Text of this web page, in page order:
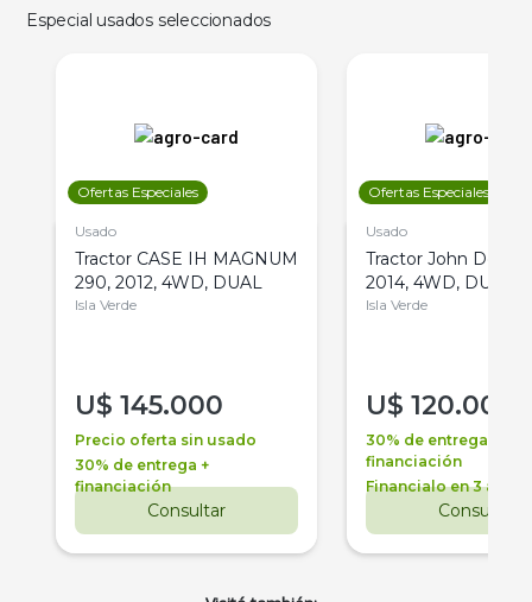
Especial usados seleccionados
Ofertas Especiales
Usado
Tractor CASE IH MAGNUM
290, 2012, 4WD, DUAL
Isla Verde
U$ 145.000
Precio oferta sin usado
30% de entrega +
financiación
Consultar
Ofertas Especiales
Usado
Tractor John Deere
2014, 4WD, DUAL
Isla Verde
U$ 120.000
30% de entrega +
financiación
Financialo en 3 años
Consultar